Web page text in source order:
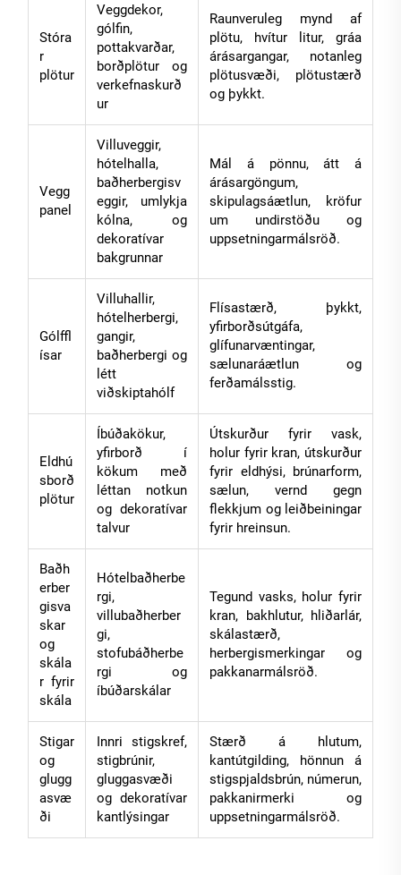
Stóra
r
plötur
Veggdekor,
gólfin,
pottakvarðar,
borðplötur og
verkefnaskurð
ur
Raunveruleg mynd af
plötu, hvítur litur, gráa
árásargangar, notanleg
plötusvæði, plötustærð
og þykkt.
Vegg
panel
Villuveggir,
hótelhalla,
baðherbergisv
eggir, umlykja
kólna, og
dekoratívar
bakgrunnar
Mál á pönnu, átt á
árásargöngum,
skipulagsáætlun, kröfur
um undirstöðu og
uppsetningarmálsröð.
Gólffl
ísar
Villuhallir,
hótelherbergi,
gangir,
baðherbergi og
létt
viðskiptahólf
Flísastærð, þykkt,
yfirborðsútgáfa,
glífunarvæntingar,
sælunaráætlun og
ferðamálsstig.
Eldhú
sborð
plötur
Íbúðakökur,
yfirborð í
kökum með
léttan notkun
og dekoratívar
talvur
Útskurður fyrir vask,
holur fyrir kran, útskurður
fyrir eldhýsi, brúnarform,
sælun, vernd gegn
flekkjum og leiðbeiningar
fyrir hreinsun.
Baðh
erber
gisva
skar
og
skála
r fyrir
skála
Hótelbaðherbe
rgi,
villubaðherber
gi,
stofubáðherbe
rgi og
íbúðarskálar
Tegund vasks, holur fyrir
kran, bakhlutur, hliðarlár,
skálastærð,
herbergismerkingar og
pakkanarmálsröð.
Stigar
og
glugg
asvæ
ði
Innri stigskref,
stigbrúnir,
gluggasvæði
og dekoratívar
kantlýsingar
Stærð á hlutum,
kantútgilding, hönnun á
stigspjaldsbrún, númerun,
pakkanirmerki og
uppsetningarmálsröð.